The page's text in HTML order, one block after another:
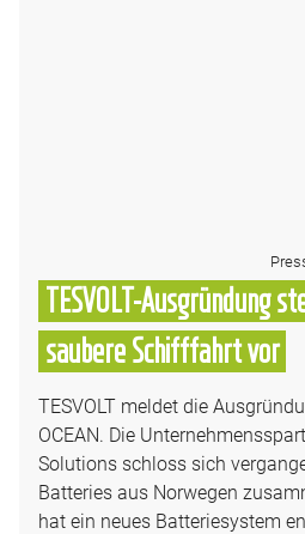
TESVOLT-Ausgründung
saubere Schifffahrt vor
TESVOLT meldet die
OCEAN. Die
Solutions schloss sich
Batteries aus Norwegen
hat ein neues Batteriesystem